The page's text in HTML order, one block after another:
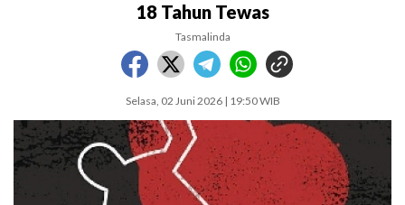
18 Tahun Tewas
Tasmalinda
Selasa, 02 Juni 2026 | 19:50 WIB